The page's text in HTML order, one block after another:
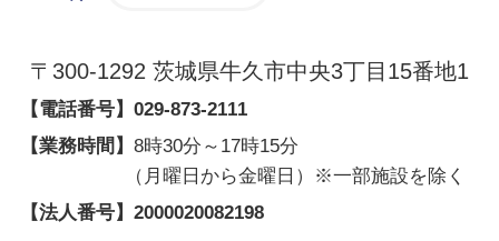
〒300-1292 茨城県牛久市中央3丁目15番地1
【電話番号】 029-873-2111
【業務時間】 8時30分～17時15分
（月曜日から金曜日）※一部施設を除く
【法人番号】 2000020082198